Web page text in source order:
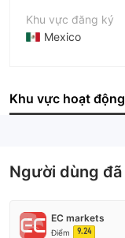
Khu vực đăng ký
Mexico
Tên công ty
Khu vực hoạt động
Người dùng đã
EC markets
Điểm 9.24